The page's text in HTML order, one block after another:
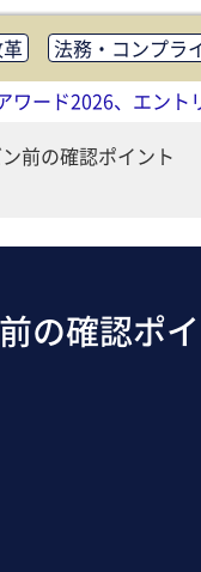
法務・コンプラ
社外・社内コミュニ
スト削減 アウトソ
ワード2026、エント
前の確認ポイント
の確認ポ